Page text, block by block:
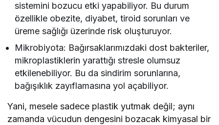
sistemini bozucu etki yapabiliyor. Bu durum
özellikle obezite, diyabet, tiroid sorunları ve
üreme sağlığı üzerinde risk oluşturuyor.
Mikrobiyota: Bağırsaklarımızdaki dost bakteriler,
mikroplastiklerin yarattığı stresle olumsuz
etkilenebiliyor. Bu da sindirim sorunlarına,
bağışıklık zayıflamasına yol açabiliyor.
Yani, mesele sadece plastik yutmak değil; aynı
zamanda vücudun dengesini bozacak kimyasal bir